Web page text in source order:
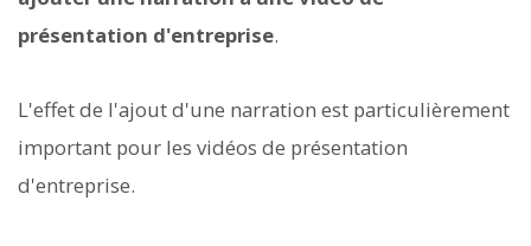
présentation d'entreprise.
L'effet de l'ajout d'une narration est particulièrement
important pour les vidéos de présentation
d'entreprise.